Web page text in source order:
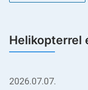
Helikopterrel
2026.07.07.